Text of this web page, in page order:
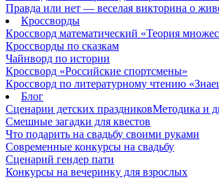
Правда или нет — веселая викторина о
Кроссворды
Кроссворд математический «Теория
Кроссворды по сказкам
Чайнворд по истории
Кроссворд «Российские спортсмены»
Кроссворд по литературному чтению
Блог
Сценарии детских праздниковМетодика и
Смешные загадки для квестов
Что подарить на свадьбу своими руками
Современные конкурсы на свадьбу
Сценарий гендер пати
Конкурсы на вечеринку для взрослых